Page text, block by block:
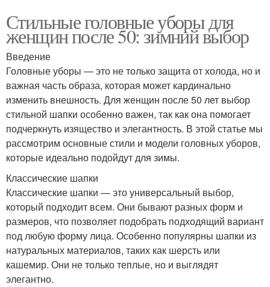
Стильные головные уборы для
женщин после 50: зимний выбор
Введение
Головные уборы — это не только защита от холода, но и
важная часть образа, которая может кардинально
изменить внешность. Для женщин после 50 лет выбор
стильной шапки особенно важен, так как она помогает
подчеркнуть изящество и элегантность. В этой статье мы
рассмотрим основные стили и модели головных уборов,
которые идеально подойдут для зимы.
Классические шапки
Классические шапки — это универсальный выбор,
который подходит всем. Они бывают разных форм и
размеров, что позволяет подобрать подходящий вариант
под любую форму лица. Особенно популярны шапки из
натуральных материалов, таких как шерсть или
кашемир. Они не только теплые, но и выглядят
элегантно.